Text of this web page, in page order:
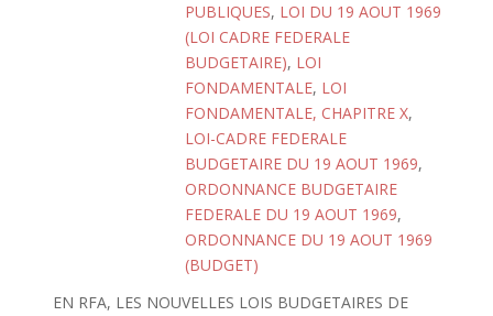
PUBLIQUES, LOI DU 19 AOUT 1969
(LOI CADRE FEDERALE
BUDGETAIRE), LOI
FONDAMENTALE, LOI
FONDAMENTALE, CHAPITRE X,
LOI-CADRE FEDERALE
BUDGETAIRE DU 19 AOUT 1969,
ORDONNANCE BUDGETAIRE
FEDERALE DU 19 AOUT 1969,
ORDONNANCE DU 19 AOUT 1969
(BUDGET)
EN RFA, LES NOUVELLES LOIS BUDGETAIRES DE